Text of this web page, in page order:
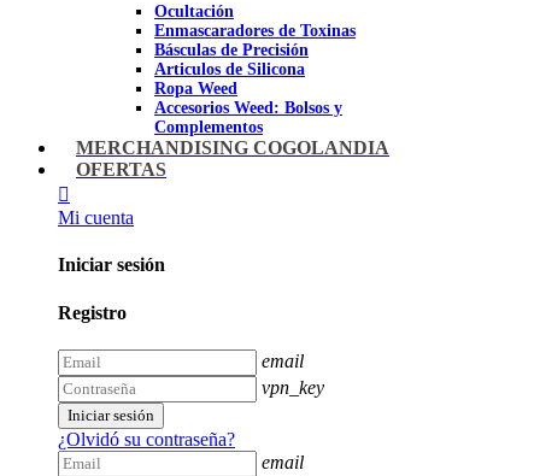
Imagen
Ocultación
Enmascaradores de Toxinas
Básculas de Precisión
Articulos de Silicona
Ropa Weed
Accesorios Weed: Bolsos y
Complementos
Cannabuds
Inciensos
MERCHANDISING COGOLANDIA
OFERTAS
Mi cuenta
Iniciar sesión
Registro
email
vpn_key
Iniciar sesión
¿Olvidó su contraseña?
email